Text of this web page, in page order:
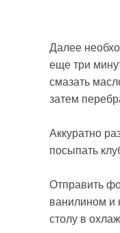
Далее
еще три
смазать
затем
Аккуратно
посыпать
Отправить
ванилином и
столу в